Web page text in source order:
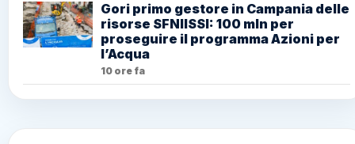
Gori primo gestore in Campania delle
risorse SFNIISSI: 100 mln per
proseguire il programma Azioni per
l’Acqua
10 ore fa